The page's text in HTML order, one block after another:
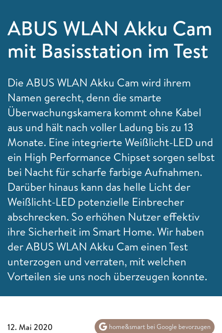
ABUS WLAN Akku Cam
mit Basisstation im Test
Die ABUS WLAN Akku Cam wird ihrem
Namen gerecht, denn die smarte
Überwachungskamera kommt ohne Kabel
aus und hält nach voller Ladung bis zu 13
Monate. Eine integrierte Weißlicht-LED und
ein High Performance Chipset sorgen selbst
bei Nacht für scharfe farbige Aufnahmen.
Darüber hinaus kann das helle Licht der
Weißlicht-LED potenzielle Einbrecher
abschrecken. So erhöhen Nutzer effektiv
ihre Sicherheit im Smart Home. Wir haben
der ABUS WLAN Akku Cam einen Test
unterzogen und verraten, mit welchen
Vorteilen sie uns noch überzeugen konnte.
12. Mai 2020 home&smart bei Google bevorzugen